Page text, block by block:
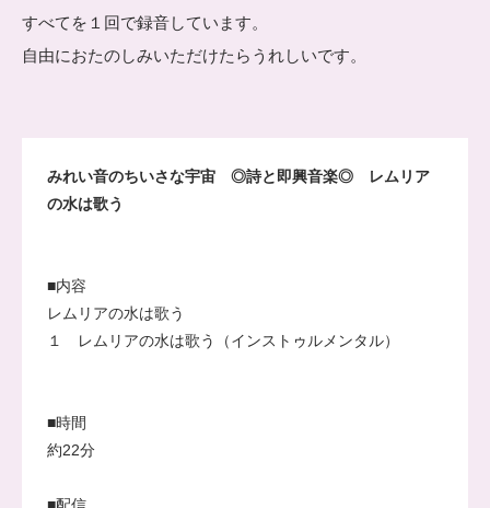
すべてを１回で録音しています。
自由におたのしみいただけたらうれしいです。
みれい音のちいさな宇宙 ◎詩と即興音楽◎ レムリア
の水は歌う
■内容
レムリアの水は歌う
１ レムリアの水は歌う（インストゥルメンタル）
■時間
約22分